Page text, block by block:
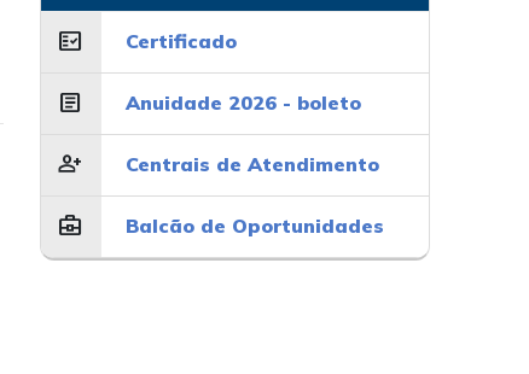
fact_check Certificado
article Anuidade 2026 - boleto
person_add Centrais de Atendimento
business_center Balcão de Oportunidades